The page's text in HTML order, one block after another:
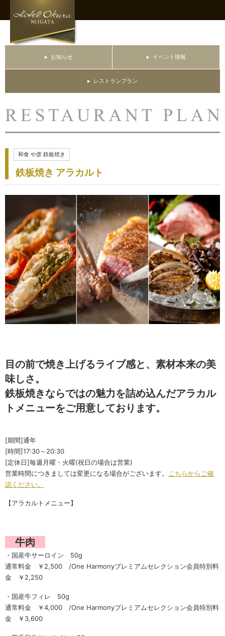
お知らせ イベント情報
レストランプラン
和食 や彦 鉄板焼き
鉄板焼き アラカルト
目の前で焼き上げるライブ感と、素材本来の美
味しさ。
鉄板焼きならではの魅力を詰め込んだアラカル
トメニューをご用意しております。
[期間]通年
[時間]17:30～20:30
[定休日]毎週月曜・火曜(祝日の場合は営業)
営業時間につきましては変更になる場合がございます。
こちらからご確
認ください。
【アラカルトメニュー】
牛肉
・国産牛サーロイン 50g
通常料金 ￥2,500 /One Harmonyプレミアムセレクション会員特別料
金 ￥2,250
・国産牛フィレ 50g
通常料金 ￥4,000 /One Harmonyプレミアムセレクション会員特別料
金 ￥3,600